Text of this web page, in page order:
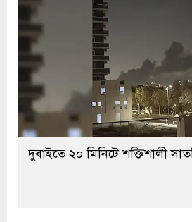
দুবাইতে ২০ মিনিটে শক্তিশালী